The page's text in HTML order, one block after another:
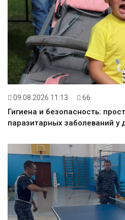
09.08.2026 11:13 66
Гигиена и безопасность:
паразитарных заболеваний у